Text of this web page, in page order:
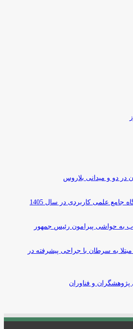
در دو و میدانی بلاروس
علمی کاربردی در سال 1405
به حواشی پیرامون رئیس جمهور
به سرطان با جراحی پیشرفته در
پژوهشگران و فناوران